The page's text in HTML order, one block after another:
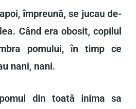
împreună, se jucau de-
Când era obosit, copilul
pomului, în timp ce
nani, nani.
din toată inima sa